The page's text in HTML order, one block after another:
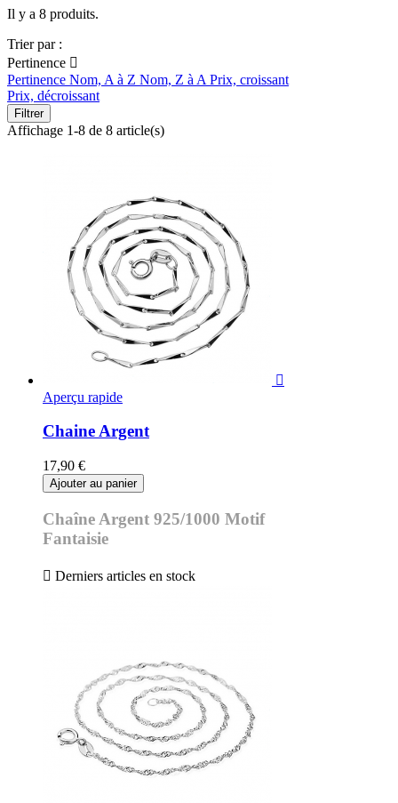
Il y a 8 produits.
Trier par :
Pertinence 
Pertinence Nom, A à Z Nom, Z à A Prix, croissant
Prix, décroissant
Filtrer
Affichage 1-8 de 8 article(s)

Aperçu rapide
Chaine Argent
17,90 €
Ajouter au panier
Chaîne Argent 925/1000 Motif
Fantaisie
 Derniers articles en stock